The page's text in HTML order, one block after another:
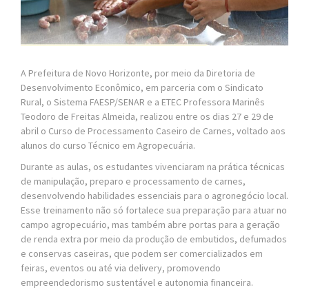
A Prefeitura de Novo Horizonte, por meio da Diretoria de
Desenvolvimento Econômico, em parceria com o Sindicato
Rural, o Sistema FAESP/SENAR e a ETEC Professora Marinês
Teodoro de Freitas Almeida, realizou entre os dias 27 e 29 de
abril o Curso de Processamento Caseiro de Carnes, voltado aos
alunos do curso Técnico em Agropecuária.
Durante as aulas, os estudantes vivenciaram na prática técnicas
de manipulação, preparo e processamento de carnes,
desenvolvendo habilidades essenciais para o agronegócio local.
Esse treinamento não só fortalece sua preparação para atuar no
campo agropecuário, mas também abre portas para a geração
de renda extra por meio da produção de embutidos, defumados
e conservas caseiras, que podem ser comercializados em
feiras, eventos ou até via delivery, promovendo
empreendedorismo sustentável e autonomia financeira.